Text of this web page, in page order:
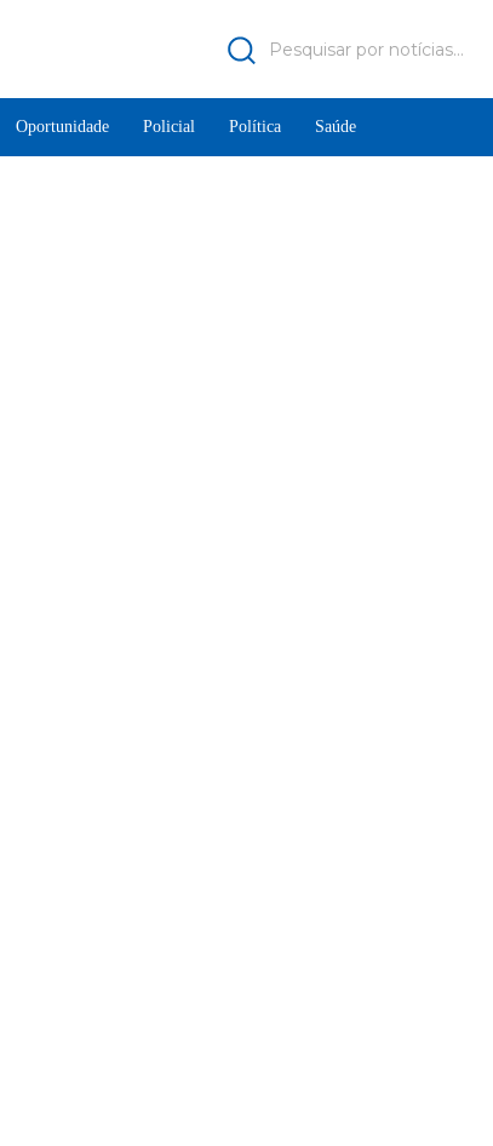
Pesquisar por notícias...
Oportunidade Policial Política Saúde